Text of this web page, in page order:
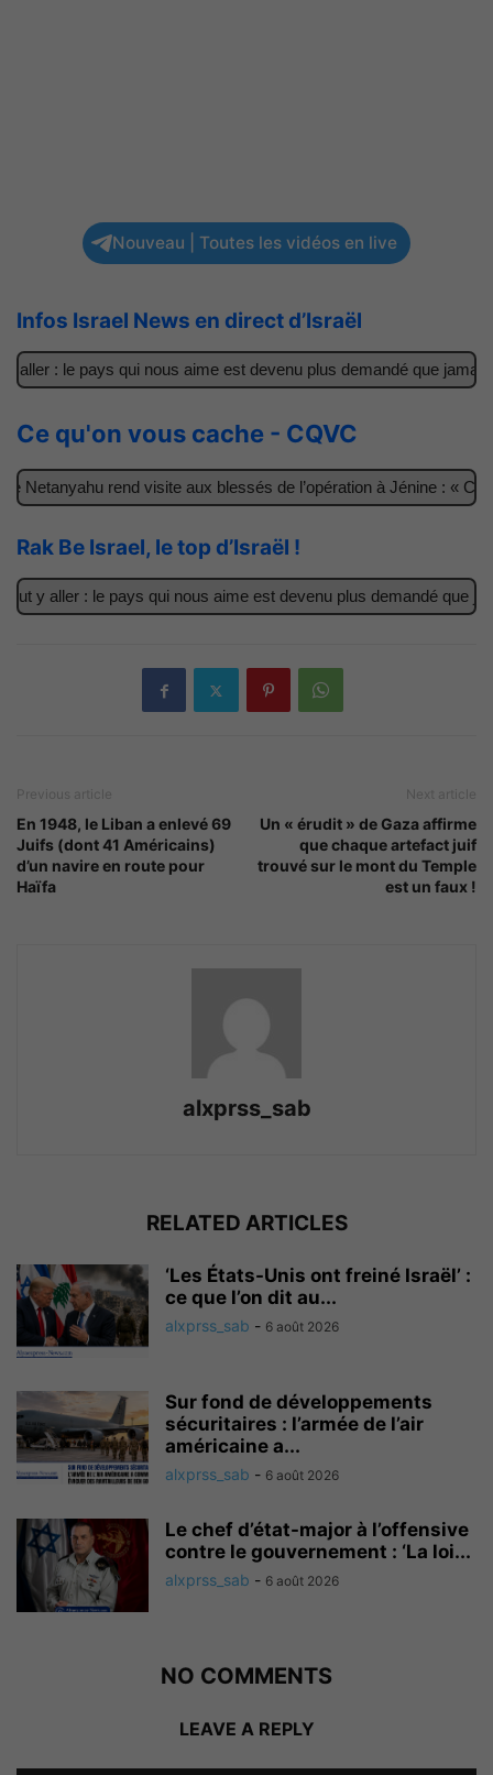
Nouveau | Toutes les vidéos en live
Infos Israel News en direct d’Israël
: le pays qui nous aime est devenu plus demandé que jamais
Ce qu'on vous cache - CQVC
rend visite aux blessés de l’opération à Jénine : « Ces
Rak Be Israel, le top d’Israël !
aller : le pays qui nous aime est devenu plus demandé que jamais
Previous article
En 1948, le Liban a enlevé 69
Juifs (dont 41 Américains)
d’un navire en route pour
Haïfa
Next article
Un « érudit » de Gaza affirme
que chaque artefact juif
trouvé sur le mont du Temple
est un faux !
alxprss_sab
RELATED ARTICLES
‘Les États-Unis ont freiné Israël’ :
ce que l’on dit au...
alxprss_sab - 6 août 2026
Sur fond de développements
sécuritaires : l’armée de l’air
américaine a...
alxprss_sab - 6 août 2026
Le chef d’état-major à l’offensive
contre le gouvernement : ‘La loi...
alxprss_sab - 6 août 2026
NO COMMENTS
LEAVE A REPLY